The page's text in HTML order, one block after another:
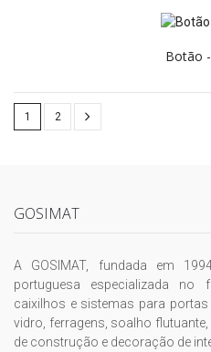
Botão
1 2
GOSIMAT
A GOSIMAT, fundada em
portuguesa especializada no
caixilhos e sistemas para
vidro, ferragens, soalho
de construção e decoração de